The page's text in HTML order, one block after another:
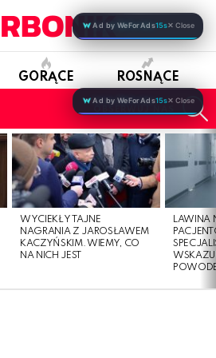
GORĄCE ROSNĄCE
WYCIEKŁY TAJNE
NAGRANIA Z JAROSŁAWEM
KACZYŃSKIM. WIEMY, CO
NA NICH JEST
LAWINA
Ad by WeForAds15s✕ Close
Ad by WeForAds15s✕ Close